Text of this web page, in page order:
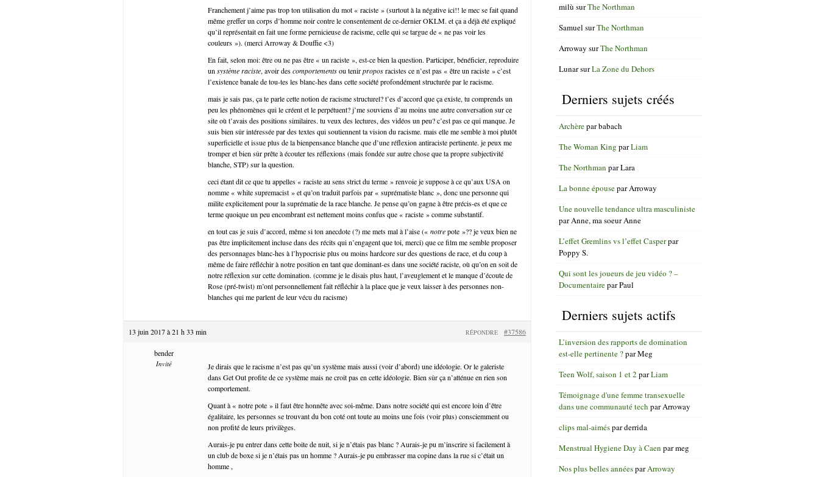
Franchement j’aime pas trop ton utilisation du mot « raciste » (surtout à la négative ici!! le mec se fait quand
même greffer un corps d’homme noir contre le consentement de ce-dernier OKLM. et ça a déjà été expliqué
qu’il représentait en fait une forme pernicieuse de racisme, celle qui se targue de « ne pas voir les
couleurs »). (merci Arroway & Douffie <3)
En fait, selon moi: être ou ne pas être « un raciste », est-ce bien la question. Participer, bénéficier, reproduire
un système raciste, avoir descomportementsou tenirproposracistes ce n’est pas « être un raciste » c’est
l’existence banale de tou-tes les blanc-hes dans cette société profondément structurée par le racisme.
mais je sais pas, ça te parle cette notion de racisme structurel? t’es d’accord que ça existe, tu comprends un
peu les phénomènes qui le créent et le perpétuent? j’me souviens d’au moins une autre conversation sur ce
site où t’avais des positions similaires. tu veux des lectures, des vidéos un peu? c’est pas ce qui manque. Je
suis bien sûr intéressée par des textes qui soutiennent ta vision du racisme. mais elle me semble à moi plutôt
superficielle et issue plus de la bienpensance blanche que d’une réflexion antiraciste pertinente. je peux me
tromper et bien sûr prête à écouter tes réflexions (mais fondée sur autre chose que ta propre subjectivité
blanche, STP) sur la question.
ceci étant dit ce que tu appelles « raciste au sens strict du terme » renvoie je suppose à ce qu’aux USA on
nomme « white supremacist » et qu’on traduit parfois par « suprématiste blanc », donc une personne qui
milite explicitement pour la suprématie de la race blanche. Je pense qu’on gagne à être précis-es et que ce
terme quoique un peu encombrant est nettement moins confus que « raciste » comme substantif.
en tout cas je suis d’accord, même si ton anecdote (?) me mets mal à l’aise (« notrepote »?? je veux bien ne
pas être implicitement incluse dans des récits qui n’engagent que toi, merci) que ce film me semble proposer
des personnages blanc-hes à l’hypocrisie plus ou moins hardcore sur des questions de race, et du coup à
même de faire réfléchir à notre position en tant que dominant-es dans une société raciste, où qu’on en soit de
notre réflexion sur cette domination. (comme je le disais plus haut, l’aveuglement et le manque d’écoute de
Rose (pré-twist) m’ont personnellement fait réfléchir à la place que je veux laisser à des personnes non-
blanches qui me parlent de leur vécu du racisme)
13 juin 2017 à 21 h 33 min #37586
RÉPONDRE
bender
Invité
Je dirais que le racisme n’est pas qu’un système mais aussi (voir d’abord) une idéologie. Or le galeriste
dans Get Out profite de ce système mais ne croit pas en cette idéologie. Bien sûr ça n’atténue en rien son
comportement.
Quant à « notre pote » il faut être honnête avec soi-même. Dans notre société qui est encore loin d’être
égalitaire, les personnes se trouvant du bon coté ont toute au moins une fois (voir plus) consciemment ou
non profité de leurs privilèges.
Aurais-je pu entrer dans cette boite de nuit, si je n’étais pas blanc ? Aurais-je pu m’inscrire si facilement à
un club de boxe si je n’étais pas un homme ? Aurais-je pu embrasser ma copine dans la rue si c’était un
homme ,
milù surThe Northman
Samuel surThe Northman
Arroway surThe Northman
LunarsurLa Zone du Dehors
Derniers sujets créés
Archèreparbabach
The Woman King parLiam
The Northman parLara
La bonne épouseparArroway
Une nouvelle tendance ultra masculiniste
parAnne, ma soeur Anne
L’effet Gremlins vs l’effet Casperpar
Poppy S.
Qui sont les joueurs de jeu vidéo ? –
DocumentaireparPaul
Derniers sujets actifs
L’inversion des rapports de domination
est-elle pertinente ?parMeg
Teen Wolf, saison 1 et 2 parLiam
Témoignage d'une femme transexuelle
dans une communauté tech parArroway
clips mal-aimésparderrida
Menstrual Hygiene Day à Caen parmeg
Nos plus belles annéesparArroway